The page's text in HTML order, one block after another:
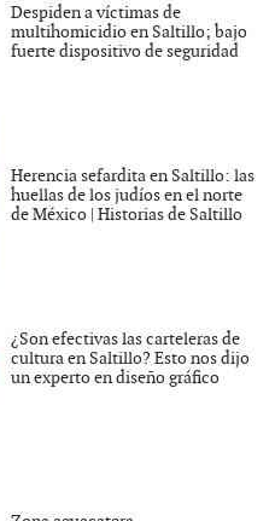
Despiden a víctimas de
multihomicidio en Saltillo; bajo
fuerte dispositivo de seguridad
Herencia sefardita en Saltillo: las
huellas de los judíos en el norte
de México | Historias de Saltillo
¿Son efectivas las carteleras de
cultura en Saltillo? Esto nos dijo
un experto en diseño gráfico